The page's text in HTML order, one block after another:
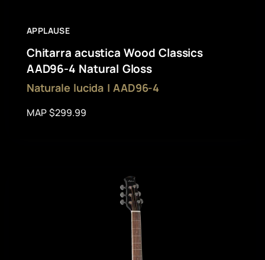
APPLAUSE
Chitarra acustica Wood Classics
AAD96-4 Natural Gloss
Naturale lucida | AAD96-4
MAP $299.99